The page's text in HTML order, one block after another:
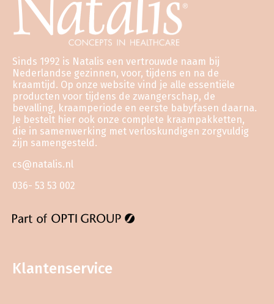
Sinds 1992 is Natalis een vertrouwde naam bij
Nederlandse gezinnen, voor, tijdens en na de
kraamtijd. Op onze website vind je alle essentiële
producten voor tijdens de zwangerschap, de
bevalling, kraamperiode en eerste babyfasen daarna.
Je bestelt hier ook onze complete kraampakketten,
die in samenwerking met verloskundigen zorgvuldig
zijn samengesteld.
cs@natalis.nl
036- 53 53 002
Klantenservice